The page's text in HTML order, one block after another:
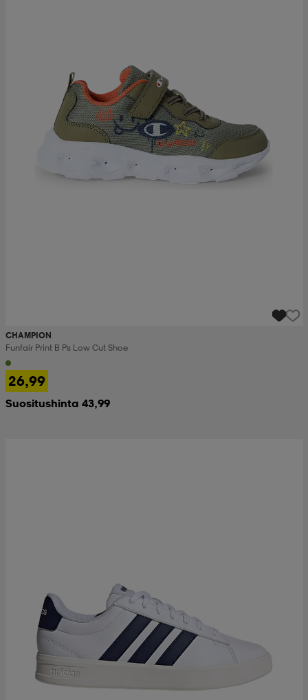
CHAMPION
Funfair Print B Ps Low Cut Shoe
26,99
Suositushinta 43,99